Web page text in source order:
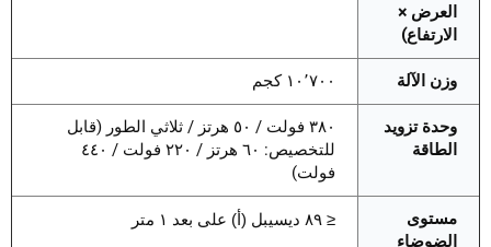
العرض ×
الارتفاع)
وزن الآلة ١٠٬٧٠٠ كجم
وحدة تزويد
الطاقة
٣٨٠ فولت / ٥٠ هرتز / ثلاثي الطور (قابل
للتخصيص: ٦٠ هرتز / ٢٢٠ فولت / ٤٤٠
فولت)
مستوى
الضوضاء